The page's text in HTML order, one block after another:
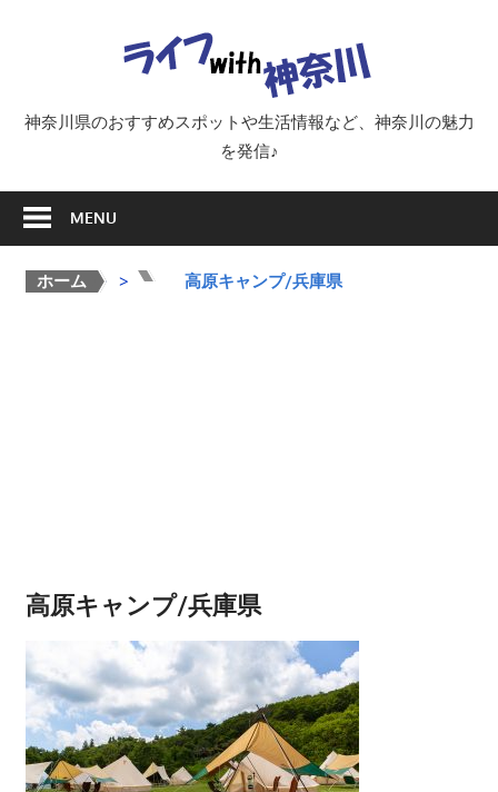
イ
with
神奈川県のおすすめスポットや生活情報など、神奈川の魅力
を発信♪
MENU
ホーム > > 高原キャンプ/兵庫県
高原キャンプ/兵庫県